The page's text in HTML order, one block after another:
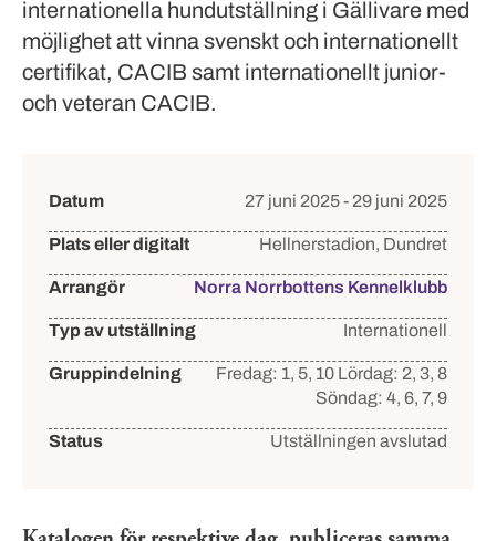
internationella hundutställning i Gällivare med
möjlighet att vinna svenskt och internationellt
certifikat, CACIB samt internationellt junior-
och veteran CACIB.
Datum 27 juni 2025 - 29 juni 2025
Plats eller digitalt Hellnerstadion, Dundret
Arrangör Norra Norrbottens Kennelklubb
Typ av utställning Internationell
Gruppindelning Fredag: 1, 5, 10 Lördag: 2, 3, 8
Söndag: 4, 6, 7, 9
Status Utställningen avslutad